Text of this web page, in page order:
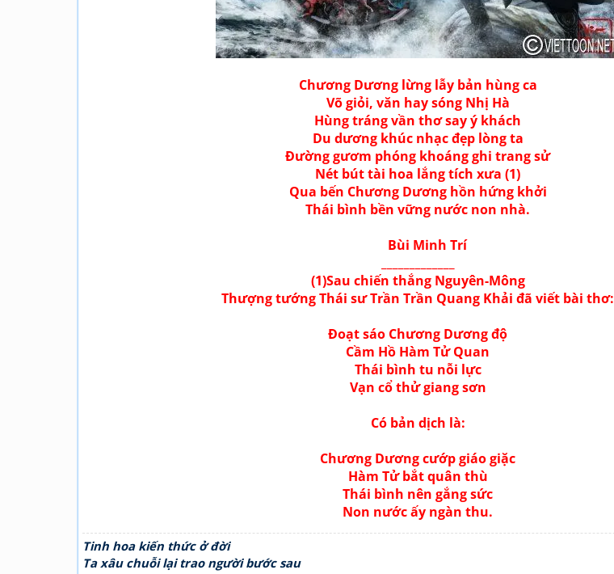
Chương Dương lừng lẫy bản hùng ca
Võ giỏi, văn hay sóng Nhị Hà
Hùng tráng vần thơ say ý khách
Du dương khúc nhạc đẹp lòng ta
Đường gươm phóng khoáng ghi trang sử
Nét bút tài hoa lắng tích xưa (1)
Qua bến Chương Dương hồn hứng khởi
Thái bình bền vững nước non nhà.
Bùi Minh Trí
(1)Sau chiến thắng Nguyên-Mông
Thượng tướng Thái sư Trần Trần Quang Khải đã viết bài thơ:
Đoạt sáo Chương Dương độ
Cầm Hồ Hàm Tử Quan
Thái bình tu nỗi lực
Vạn cổ thử giang sơn
Có bản dịch là:
Chương Dương cướp giáo giặc
Hàm Tử bắt quân thù
Thái bình nên gắng sức
Non nước ấy ngàn thu.
Tinh hoa kiến thức ở đời
Ta xâu chuỗi lại trao người bước sau